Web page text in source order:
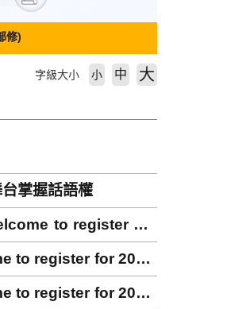
修)
字級大小 小 中 大
掌握話語權
to register for
to register for 2024
to register for 2024